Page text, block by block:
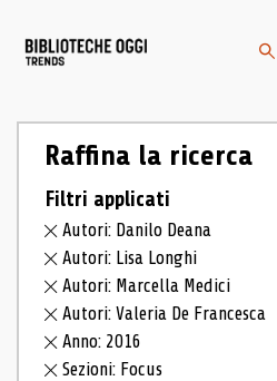
Raffina la ricerca
Filtri applicati
Autori: Danilo Deana
Autori: Lisa Longhi
Autori: Marcella Medici
Autori: Valeria De Francesca
Anno: 2016
Sezioni: Focus